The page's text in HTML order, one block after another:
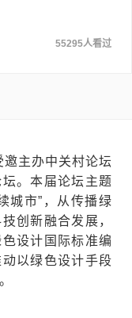
55295人看过
主办中关村论坛
。本届论坛主题
城市”，从传播绿
创新融合发展，
设计国际标准编
以绿色设计手段